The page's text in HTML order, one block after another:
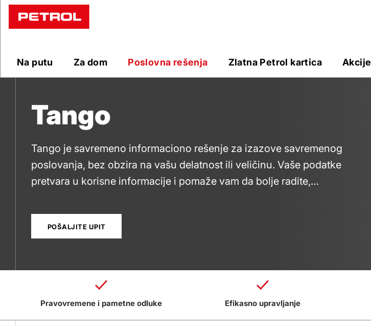
Tango
Na putu Za dom Poslovna rešenja Zlatna Petrol kartica Akcije
Tango
Tango je savremeno informaciono rešenje za izazove savremenog
poslovanja, bez obzira na vašu delatnost ili veličinu. Vaše podatke
pretvara u korisne informacije i pomaže vam da bolje radite,
POŠALJITE UPIT
Pravovremene i pametne odluke Efikasno upravljanje